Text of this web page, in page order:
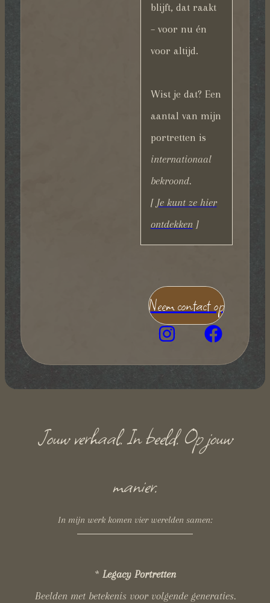
blijft, dat raakt
– voor nu én
voor altijd.
Wist je dat? Een
aantal van mijn
portretten is
internationaal
bekroond.
[ Je kunt ze hier
ontdekken]
Neem contact op
Jouw verhaal. In beeld. Op jouw
manier.
In mijn werk komen vier werelden samen:
* Legacy Portretten
Beelden met betekenis voor volgende generaties.